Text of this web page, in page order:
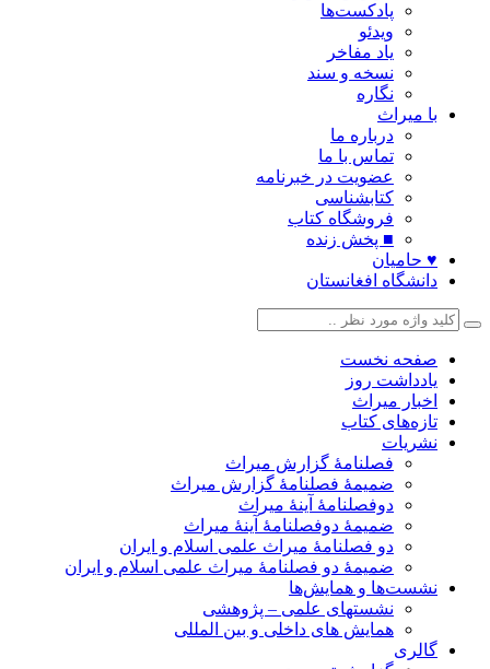
پادکست‌ها
ویدئو
یاد مفاخر
نسخه و سند
نگاره
با میراث
درباره ما
تماس با ما
عضویت در خبرنامه
کتابشناسی
فروشگاه کتاب
■ پخش زنده
♥ حامیان
دانشگاه افغانستان
صفحه نخست
یادداشت روز
اخبار میراث
تازه‌های کتاب
نشریات
فصلنامۀ گزارش میراث
ضمیمۀ فصلنامۀ گزارش میراث
دوفصلنامۀ آینۀ میراث
ضمیمۀ دوفصلنامۀ آینۀ میراث
دو فصلنامۀ میراث علمی اسلام و ایران
ضمیمۀ دو فصلنامۀ میراث علمی اسلام و ایران
نشست‌ها و همایش‌ها
نشستهای علمی – پژوهشی
همایش های داخلی و بین المللی
گالری